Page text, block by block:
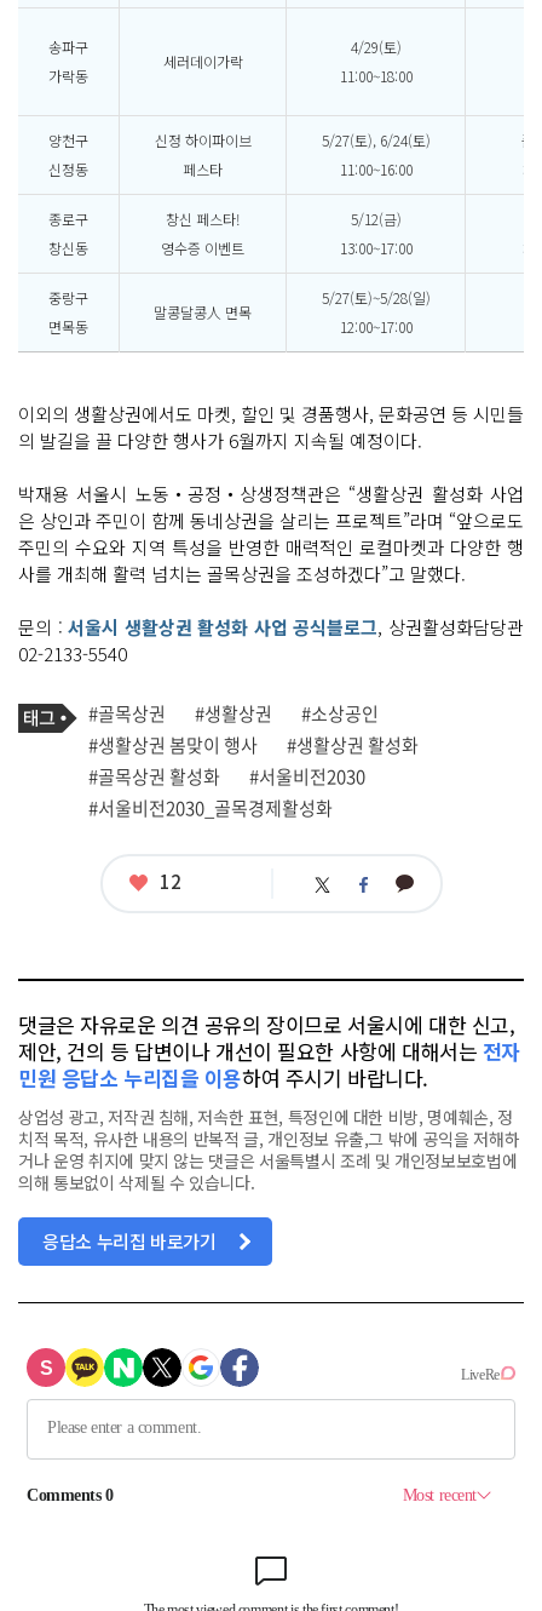
송파구
가락동
세러데이가락
4/29(토)
11:00~18:00
양천구
신정동
신정 하이파이브
페스타
5/27(토), 6/24(토)
11:00~16:00
플
체
종로구
창신동
창신 페스타!
영수증 이벤트
5/12(금)
13:00~17:00
체
중랑구
면목동
말콩달콩人 면목
5/27(토)~5/28(일)
12:00~17:00
이외의 생활상권에서도 마켓, 할인 및 경품행사, 문화공연 등 시민들
의 발길을 끌 다양한 행사가 6월까지 지속될 예정이다.
박재용 서울시 노동‧공정‧상생정책관은 “생활상권 활성화 사업
은 상인과 주민이 함께 동네상권을 살리는 프로젝트”라며 “앞으로도
주민의 수요와 지역 특성을 반영한 매력적인 로컬마켓과 다양한 행
사를 개최해 활력 넘치는 골목상권을 조성하겠다”고 말했다.
문의 :서울시 생활상권 활성화 사업 공식블로그, 상권활성화담당관
02-2133-5540
기
사
관
련
태
그
태
그
#골목상권 #생활상권
#소상공인
#생활상권 봄맞이 행사
#생활상권 활성화
#골목상권 활성화
#서울비전2030
#서울비전2030_골목경제활성화
좋
12 트 페 카
댓글은 자유로운 의견 공유의 장이므로 서울시에 대한 신고,
제안, 건의 등 답변이나 개선이 필요한 사항에 대해서는 전자
민원 응답소 누리집을 이용하여 주시기 바랍니다.
상업성 광고, 저작권 침해, 저속한 표현, 특정인에 대한 비방, 명예훼손, 정
치적 목적, 유사한 내용의 반복적 글, 개인정보 유출,그 밖에 공익을 저해하
거나 운영 취지에 맞지 않는 댓글은 서울특별시 조례 및 개인정보보호법에
의해 통보없이 삭제될 수 있습니다.
응답소 누리집 바로가기